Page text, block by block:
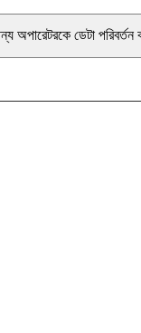
অপারেটরকে ডেটা পরিবর্তন